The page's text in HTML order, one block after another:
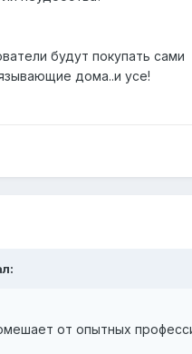
будут покупать сами
дома..и усе!
от опытных